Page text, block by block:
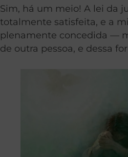
Sim, há um meio! A lei da
totalmente satisfeita, e a
plenamente concedida —
de outra pessoa, e dessa